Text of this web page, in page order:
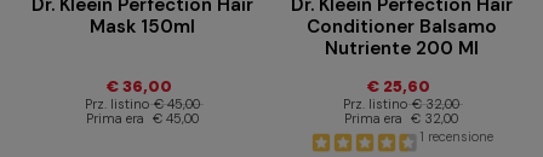
Dr. Kleein Perfection Hair
Mask 150ml
€ 36,00
Prz. listino € 45,00
Prima era € 45,00
Dr. Kleein Perfection Hair
Conditioner Balsamo
Nutriente 200 Ml
€ 25,60
Prz. listino € 32,00
Prima era € 32,00
1 recensione